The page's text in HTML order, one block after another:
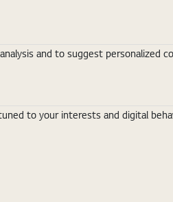
and to suggest personalized
to your interests and digital